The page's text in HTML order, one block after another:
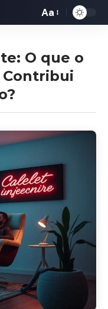
fontes
Aa
O que o
Contribui